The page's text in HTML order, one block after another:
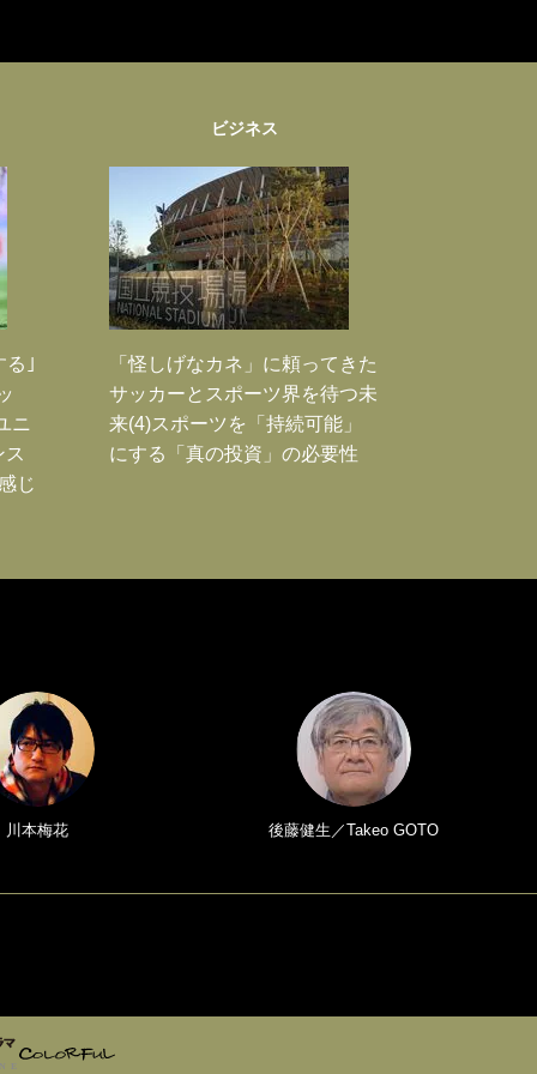
る｣
ニ
じ
ビジネス
「怪しげなカネ」に頼ってきた
サッカーとスポーツ界を待つ未
来(4)スポーツを「持続可能」
にする「真の投資」の必要性
川本梅花 後藤健生／Takeo GOTO